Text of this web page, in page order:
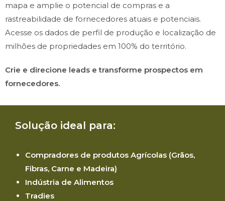
mapa e amplie o potencial de compras e a
rastreabilidade de fornecedores atuais e potenciais.
Acesse os dados de perfil de produção e localização de
milhões de propriedades em 100% do território.
Crie e direcione leads e transforme prospectos em
fornecedores.
Solução ideal para:
Compradores de produtos Agrícolas (Grãos,
Fibras, Carne e Madeira)
Indústria de Alimentos
Tradies